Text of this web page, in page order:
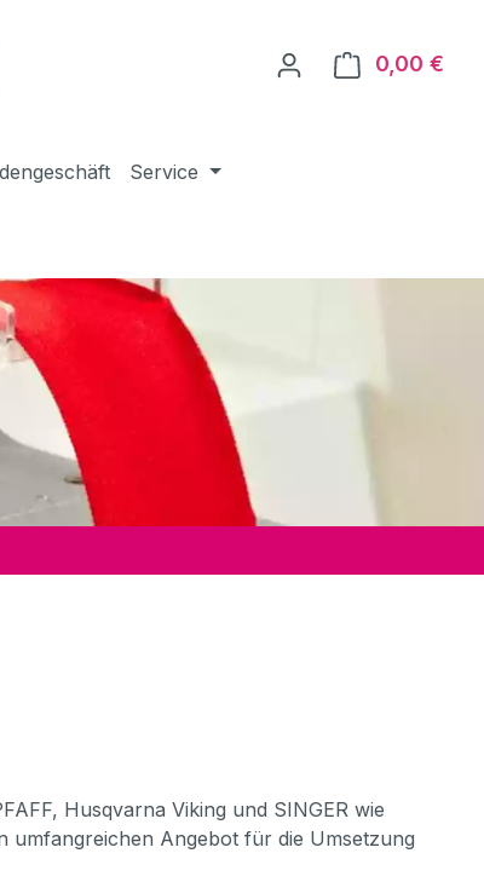
0,00 €
Service
Husqvarna Viking und SINGER wie
umfangreichen Angebot für die Umsetzung